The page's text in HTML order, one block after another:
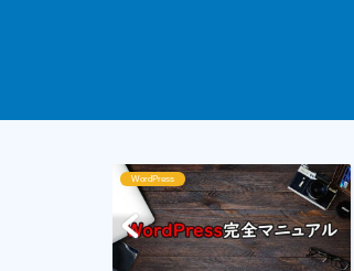
ブログ関連まとめ